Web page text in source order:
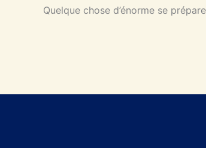
Quelque chose d’énorme se